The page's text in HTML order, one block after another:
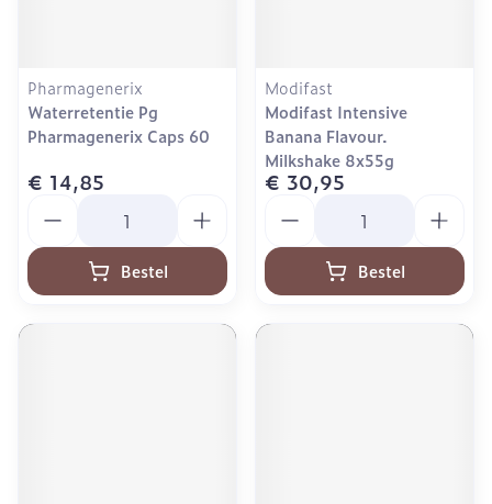
Pharmagenerix
Waterretentie Pg
Pharmagenerix Caps 60
€ 14,85
Bestel
Modifast
Modifast Intensive
Banana Flavour.
Milkshake 8x55g
€ 30,95
Bestel